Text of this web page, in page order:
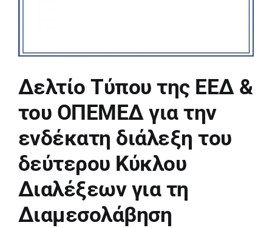
Δελτίο Τύπου της ΕΕΔ &
του ΟΠΕΜΕΔ για την
ενδέκατη διάλεξη του
δεύτερου Κύκλου
Διαλέξεων για τη
Διαμεσολάβηση